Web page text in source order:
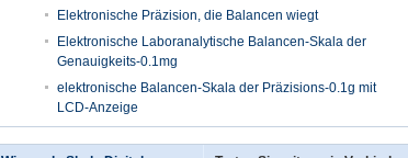
Elektronische Präzision, die Balancen wiegt
Elektronische Laboranalytische Balancen-Skala der
Genauigkeits-0.1mg
elektronische Balancen-Skala der Präzisions-0.1g mit
LCD-Anzeige